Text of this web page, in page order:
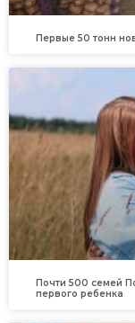
Первые 50 тонн
Почти 500 семей
первого ребенка